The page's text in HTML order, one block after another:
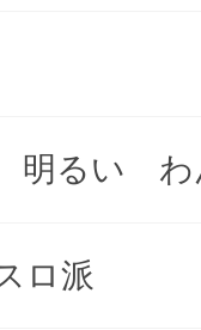
明るい わ
ロ派